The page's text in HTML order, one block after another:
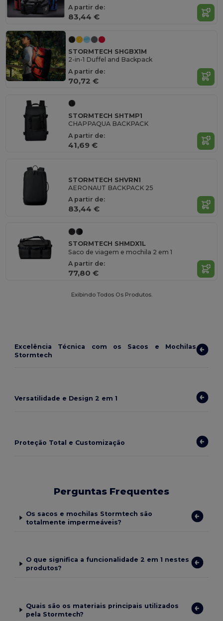
A partir de:
83,44 €
STORMTECH SHGBX1M
2-in-1 Duffel and Backpack
A partir de:
70,72 €
STORMTECH SHTMP1
CHAPPAQUA BACKPACK
A partir de:
41,69 €
STORMTECH SHVRN1
AERONAUT BACKPACK 25
A partir de:
83,44 €
STORMTECH SHMDX1L
Saco de viagem e mochila 2 em 1
A partir de:
77,80 €
Exibindo Todos Os Produtos.
Excelência Técnica com os Sacos e Mochilas
Stormtech
Versatilidade e Design 2 em 1
Proteção Total e Customização
Perguntas Frequentes
Os sacos e mochilas Stormtech são
totalmente impermeáveis?
O que significa a funcionalidade 2 em 1 nestes
produtos?
Quais são os materiais principais utilizados
pela Stormtech?